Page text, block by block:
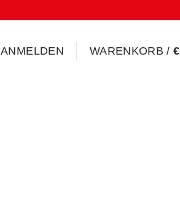
ANMELDEN WARENKORB /€